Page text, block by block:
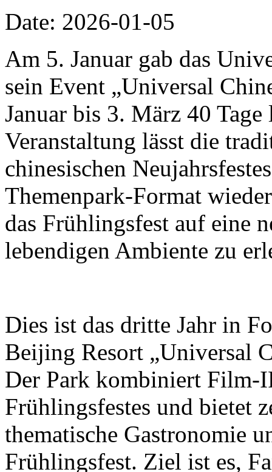
Date: 2026-01-05
Am 5. Januar gab das
sein Event „Universal
Januar bis 3. März 40
Veranstaltung lässt die
chinesischen
Themenpark-Format
das Frühlingsfest auf eine
lebendigen Ambiente zu
Dies ist das dritte Jahr in
Beijing Resort „Universal
Der Park kombiniert Film-
Frühlingsfestes und bietet
thematische Gastronomie
Frühlingsfest. Ziel ist es,